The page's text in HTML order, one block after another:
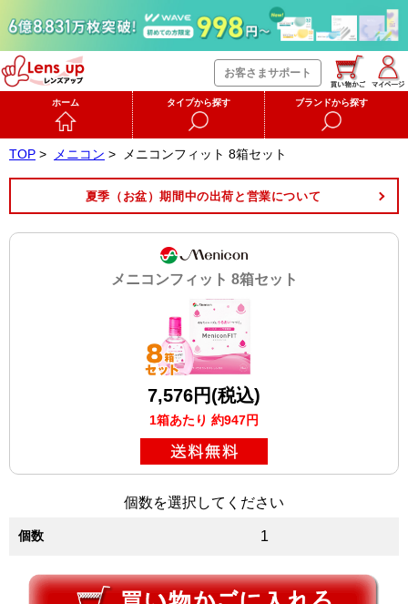
お客さまサポート
ホーム タイプから探す ブランドから探す
TOP > メニコン > メニコンフィット 8箱セット
夏季（お盆）期間中の出荷と営業について
メニコンフィット 8箱セット
7,576円(税込)
1箱あたり 約947円
個数を選択してください
個数 1